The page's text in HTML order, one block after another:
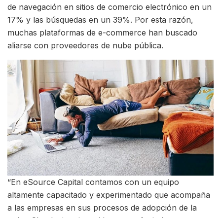
de navegación en sitios de comercio electrónico en un
17% y las búsquedas en un 39%. Por esta razón,
muchas plataformas de e-commerce han buscado
aliarse con proveedores de nube pública.
“En eSource Capital contamos con un equipo
altamente capacitado y experimentado que acompaña
a las empresas en sus procesos de adopción de la